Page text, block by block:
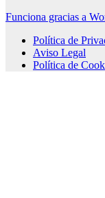
Funciona gracias a
Política de
Aviso Legal
Política de